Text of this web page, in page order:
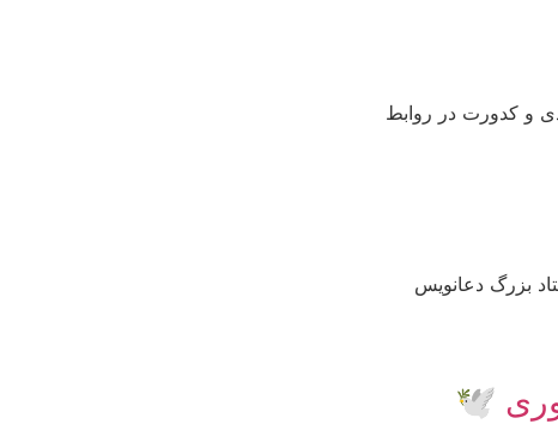
و کدورت در روابط
بزرگ دعانویس
🕊